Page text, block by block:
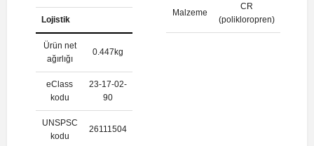
Lojistik
Ürün net
ağırlığı
0.447kg
eClass
kodu
23-17-02-
90
UNSPSC
kodu
26111504
Malzeme
CR
(polikloropren)